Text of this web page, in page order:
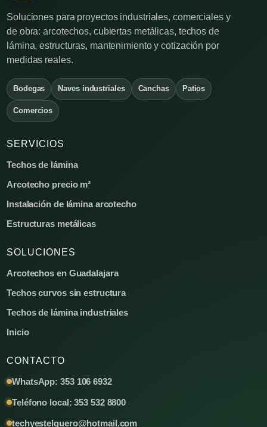
Soluciones para proyectos industriales, comerciales y
de obra: arcotechos, cubiertas metálicas, techos de
lámina, estructuras, mantenimiento y cotización por
medidas reales.
Bodegas Naves industriales Canchas Patios
Comercios
SERVICIOS
Techos de lámina
Arcotecho precio m²
Instalación de lámina arcotecho
Estructuras metálicas
SOLUCIONES
Arcotechos en Guadalajara
Techos curvos sin estructura
Techos de lámina industriales
Inicio
CONTACTO
WhatsApp: 353 106 6932
Teléfono local: 353 532 8800
techyestelguero@hotmail.com